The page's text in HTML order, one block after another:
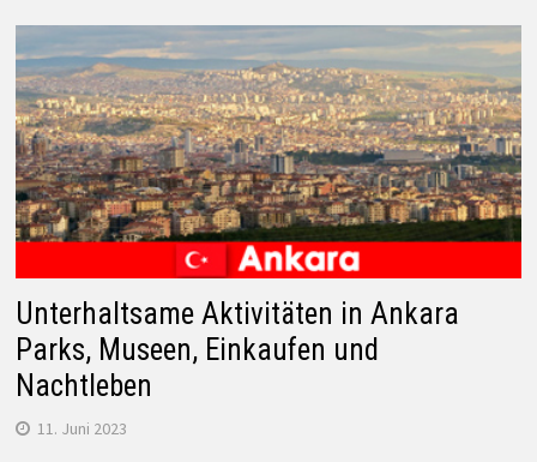
Unterhaltsame Aktivitäten in Ankara
Parks, Museen, Einkaufen und
Nachtleben
11. Juni 2023